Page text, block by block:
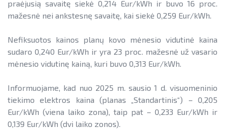
praėjusią savaitę siekė 0,214 Eur/kWh ir buvo 16 proc.
mažesnė nei ankstesnę savaitę, kai siekė 0,259 Eur/kWh.
Nefiksuotos kainos planų kovo mėnesio vidutinė kaina
sudaro 0,240 Eur/kWh ir yra 23 proc. mažesnė už vasario
mėnesio vidutinę kainą, kuri buvo 0,313 Eur/kWh.
Informuojame, kad nuo 2025 m. sausio 1 d. visuomeninio
tiekimo elektros kaina (planas „Standartinis“) – 0,205
Eur/kWh (viena laiko zona), taip pat – 0,233 Eur/kWh ir
0,139 Eur/kWh (dvi laiko zonos).